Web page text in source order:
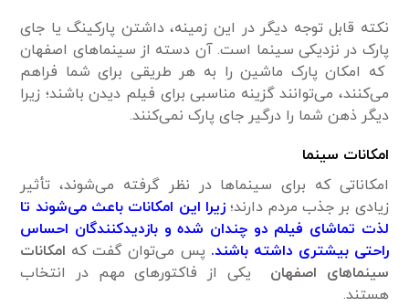
نکته قابل توجه دیگر در این زمینه، داشتن پارکینگ یا جای
پارک در نزدیکی سینما است. آن دسته از سینماهای اصفهان
که امکان پارک ماشین را به هر طریقی برای شما فراهم
می‌کنند، می‌توانند گزینه مناسبی برای فیلم دیدن باشند؛ زیرا
دیگر ذهن شما را درگیر جای پارک نمی‌کنند.
امکانات سینما
امکاناتی که برای سینماها در نظر گرفته می‌شوند، تأثیر
زیادی بر جذب مردم دارند؛ زیرا این امکانات باعث می‌شوند تا
لذت تماشای فیلم دو چندان شده و بازدیدکنندگان احساس
راحتی بیشتری داشته باشند. پس می‌توان گفت که امکانات
سینماهای اصفهان
یکی از فاکتورهای مهم در انتخاب
هستند.